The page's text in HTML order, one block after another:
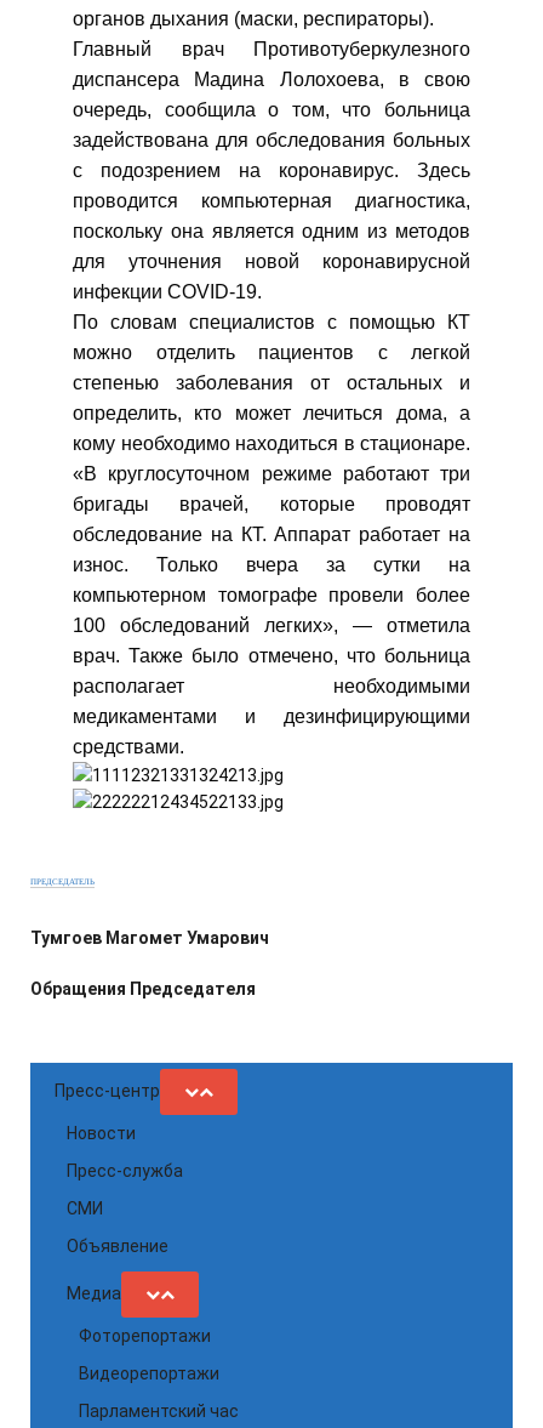
органов дыхания (маски, респираторы).
Главный врач Противотуберкулезного
диспансера Мадина Лолохоева, в свою
очередь, сообщила о том, что больница
задействована для обследования больных
с подозрением на коронавирус. Здесь
проводится компьютерная диагностика,
поскольку она является одним из методов
для уточнения новой коронавирусной
инфекции COVID-19.
По словам специалистов с помощью КТ
можно отделить пациентов с легкой
степенью заболевания от остальных и
определить, кто может лечиться дома, а
кому необходимо находиться в стационаре.
«В круглосуточном режиме работают три
бригады врачей, которые проводят
обследование на КТ. Аппарат работает на
износ. Только вчера за сутки на
компьютерном томографе провели более
100 обследований легких», — отметила
врач. Также было отмечено, что больница
располагает необходимыми
медикаментами и дезинфицирующими
средствами.
ПРЕДСЕДАТЕЛЬ
Тумгоев Магомет Умарович
Обращения Председателя
Пресс-центр
Новости
Пресс-служба
СМИ
Объявление
Медиа
Фоторепортажи
Видеорепортажи
Парламентский час